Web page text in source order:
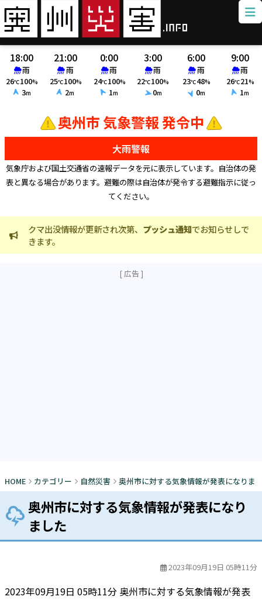
18:00
雨
26℃100%
3m
21:00
雨
25℃100%
2m
0:00
雨
24℃100%
1m
3:00
雨
22℃100%
0m
6:00
雨
23℃48%
0m
9:00
雨
26℃21%
1m
奥州市 気象警報 発令中
大雨警報
気象庁および国土交通省の速報データを元に表示しています。自治体の発
表と異なる場合があります。避難の際は自治体が発令する避難指示に従っ
てください。
クマ出没情報が更新され次第、 プッシュ通知でお知らせしで
きます。
HOME カテゴリー 自然災害 奥州市に対する気象情報が発表になりま
奥州市に対する気象情報が発表になり
ました
2023年09月19日 05時11分
2023年09月19日 05時11分 奥州市に対する気象情報が発表